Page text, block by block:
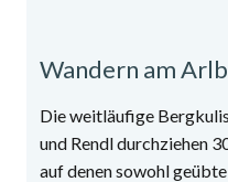
Wandern am
Die weitläufige
und Rendl durchziehen
auf denen sowohl